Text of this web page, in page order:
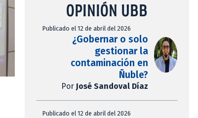
OPINIÓN UBB
Publicado el 12 de abril del 2026
¿Gobernar o solo
gestionar la
contaminación en
Ñuble?
Por José Sandoval Díaz
Publicado el 12 de abril del 2026